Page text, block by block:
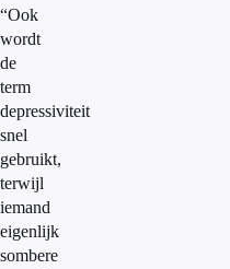
“Ook
wordt
de
term
depressiviteit
snel
gebruikt,
terwijl
iemand
eigenlijk
sombere